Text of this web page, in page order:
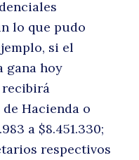
lo que pudo
si el
gana hoy
recibirá
Hacienda o
a $8.451.330;
respectivos